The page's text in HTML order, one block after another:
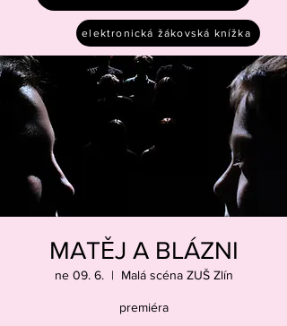
elektronická žákovská knížka
MATĚJ A BLÁZNI
ne 09. 6.
  |
Malá scéna ZUŠ Zlín
premiéra